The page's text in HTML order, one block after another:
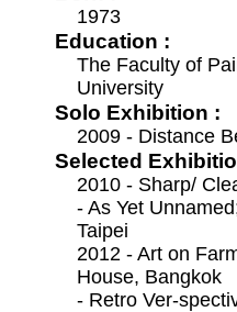
1973
Education :
The Faculty of
University
Solo Exhibition :
2009 - Distance
Selected
2010 - Sharp/
- As Yet
Taipei
2012 - Art on
House, Bangkok
- Retro Ver-